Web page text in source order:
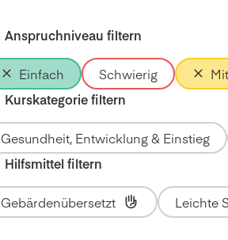
Anspruchniveau filtern
Einfach Schwierig
Kurskategorie filtern
Gesundheit, Entwicklung & Einstieg
Hilfsmittel filtern
Gebärdenübersetzt Leichte